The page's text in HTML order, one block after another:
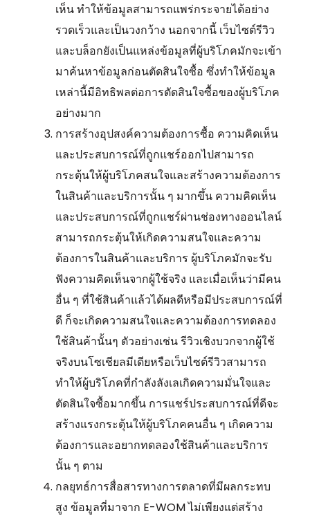
เห็น ทำให้ข้อมูลสามารถแพร่กระจายได้อย่าง
รวดเร็วและเป็นวงกว้าง นอกจากนี้ เว็บไซต์รีวิว
และบล็อกยังเป็นแหล่งข้อมูลที่ผู้บริโภคมักจะเข้า
มาค้นหาข้อมูลก่อนตัดสินใจซื้อ ซึ่งทำให้ข้อมูล
เหล่านี้มีอิทธิพลต่อการตัดสินใจซื้อของผู้บริโภค
อย่างมาก
การสร้างอุปสงค์ความต้องการซื้อ ความคิดเห็น
และประสบการณ์ที่ถูกแชร์ออกไปสามารถ
กระตุ้นให้ผู้บริโภคสนใจและสร้างความต้องการ
ในสินค้าและบริการนั้น ๆ มากขึ้น ความคิดเห็น
และประสบการณ์ที่ถูกแชร์ผ่านช่องทางออนไลน์
สามารถกระตุ้นให้เกิดความสนใจและความ
ต้องการในสินค้าและบริการ ผู้บริโภคมักจะรับ
ฟังความคิดเห็นจากผู้ใช้จริง และเมื่อเห็นว่ามีคน
อื่น ๆ ที่ใช้สินค้าแล้วได้ผลดีหรือมีประสบการณ์ที่
ดี ก็จะเกิดความสนใจและความต้องการทดลอง
ใช้สินค้านั้นๆ ตัวอย่างเช่น รีวิวเชิงบวกจากผู้ใช้
จริงบนโซเชียลมีเดียหรือเว็บไซต์รีวิวสามารถ
ทำให้ผู้บริโภคที่กำลังลังเลเกิดความมั่นใจและ
ตัดสินใจซื้อมากขึ้น การแชร์ประสบการณ์ที่ดีจะ
สร้างแรงกระตุ้นให้ผู้บริโภคคนอื่น ๆ เกิดความ
ต้องการและอยากทดลองใช้สินค้าและบริการ
นั้น ๆ ตาม
กลยุทธ์การสื่อสารทางการตลาดที่มีผลกระทบ
สูง ข้อมูลที่มาจาก E-WOM ไม่เพียงแต่สร้าง